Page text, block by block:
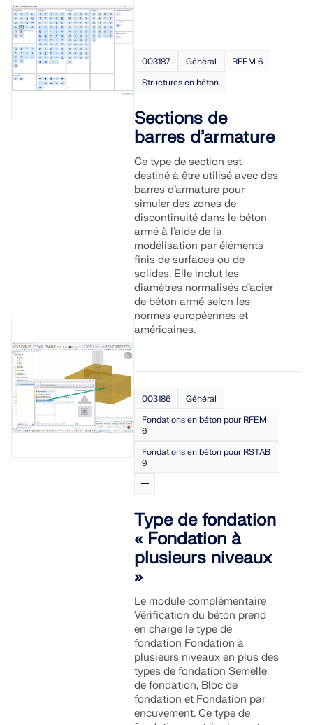
003187 Général
RFEM 6
Structures en béton
Sections de
barres d’armature
Ce type de section est
destiné à être utilisé avec des
barres d’armature pour
simuler des zones de
discontinuité dans le béton
armé à l’aide de la
modélisation par éléments
finis de surfaces ou de
solides. Elle inclut les
diamètres normalisés d’acier
de béton armé selon les
normes européennes et
américaines.
003186
Général
Fondations en béton pour RFEM
6
Fondations en béton pour RSTAB
9
Type de fondation
« Fondation à
plusieurs niveaux
»
Le module complémentaire
Vérification du béton prend
en charge le type de
fondation Fondation à
plusieurs niveaux en plus des
types de fondation Semelle
de fondation, Bloc de
fondation et Fondation par
encuvement. Ce type de